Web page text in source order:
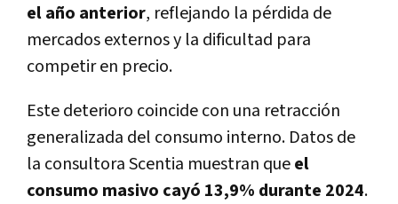
el año anterior, reflejando la pérdida de
mercados externos y la dificultad para
competir en precio.
Este deterioro coincide con una retracción
generalizada del consumo interno. Datos de
la consultora Scentia muestran queel
consumo masivo cayó 13,9% durante 2024.